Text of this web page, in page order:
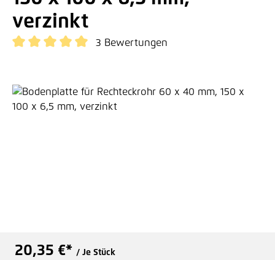
verzinkt
3 Bewertungen
Bildergalerie überspringen
20,35 €* / Je Stück